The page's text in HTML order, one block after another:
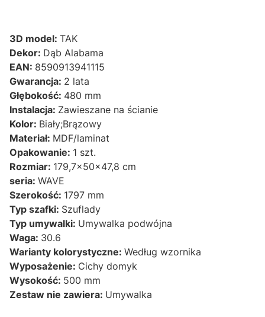
3D model: TAK
Dekor: Dąb Alabama
EAN: 8590913941115
Gwarancja: 2 lata
Głębokość: 480 mm
Instalacja: Zawieszane na ścianie
Kolor: Biały;Brązowy
Materiał: MDF/laminat
Opakowanie: 1 szt.
Rozmiar: 179,7x50x47,8 cm
seria: WAVE
Szerokość: 1797 mm
Typ szafki: Szuflady
Typ umywalki: Umywalka podwójna
Waga: 30.6
Warianty kolorystyczne: Według wzornika
Wyposażenie: Cichy domyk
Wysokość: 500 mm
Zestaw nie zawiera: Umywalka